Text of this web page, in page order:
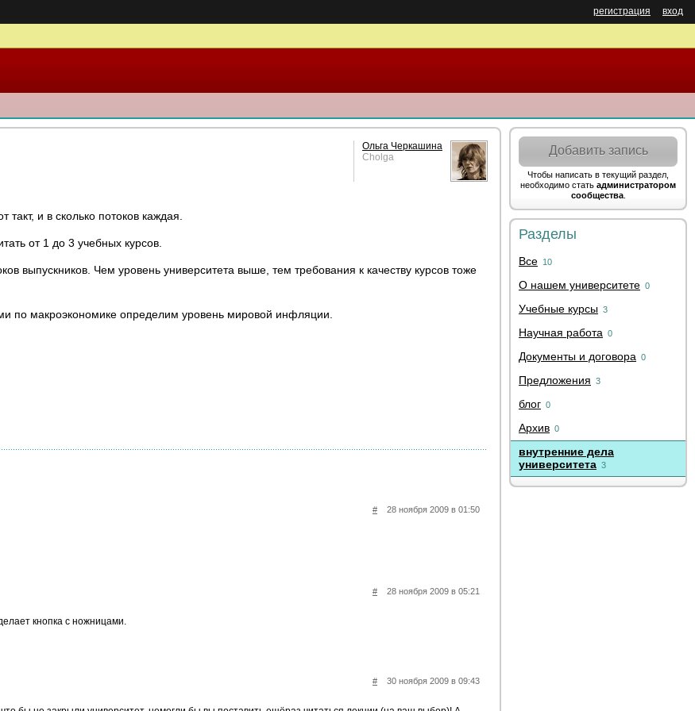
вход
регистрация
Ольга Черкашина
Cholga
и в сколько потоков каждая.
от 1 до 3 учебных курсов.
выпускников. Чем уровень университета выше, тем требования к качеству курсов тоже
по макроэкономике определим уровень мировой инфляции.
28 ноября 2009 в 01:50
#
28 ноября 2009 в 05:21
#
кнопка с ножницами.
30 ноября 2009 в 09:43
#
Добавить запись
Чтобы написать в текущий раздел,
необходимо стать администратором
сообщества.
Разделы
Все 10
О нашем университете 0
Учебные курсы 3
Научная работа 0
Документы и договора 0
Предложения 3
блог 0
Архив 0
внутренние дела
университета 3